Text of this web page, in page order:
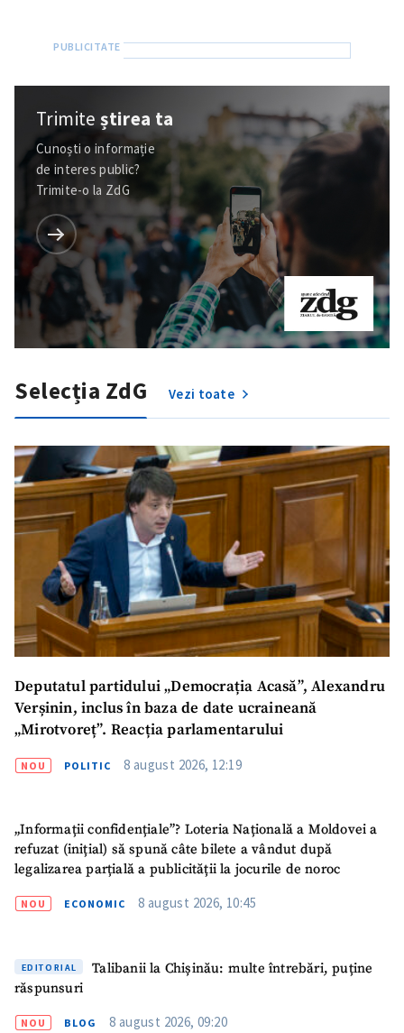
Trimiteștirea ta
Cunoști o informație
de interes public?
Trimite-o la ZdG
Selecția ZdG Vezi toate
Deputatul partidului „Democrația Acasă”, Alexandru
Verșinin, inclus în baza de date ucraineană
„Mirotvoreț”. Reacția parlamentarului
NOU POLITIC 8 august 2026, 12:19
„Informații confidențiale”? Loteria Națională a Moldovei a
refuzat (inițial) să spună câte bilete a vândut după
legalizarea parțială a publicității la jocurile de noroc
NOU ECONOMIC 8 august 2026, 10:45
EDITORIAL
Talibanii la Chișinău: multe întrebări, puține
răspunsuri
NOU BLOG 8 august 2026, 09:20
ȘTIREA MEA
Fotografie
+ Încarcă imagine
Link media+ Link media